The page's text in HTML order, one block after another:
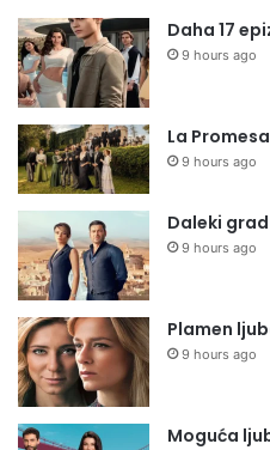
Daha 17
9 hours ago
La
9 hours ago
Daleki grad
9 hours ago
Plamen
9 hours ago
Moguća